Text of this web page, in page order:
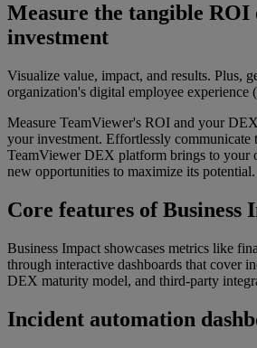
Measure the tangible ROI
investment
Visualize value, impact, and results. Plus,
organization's digital employee experience
Measure TeamViewer's ROI and your
your investment. Effortlessly communicate
TeamViewer DEX platform brings to your
new opportunities to maximize its potential.
Core features of Business
Business Impact showcases metrics like
through interactive dashboards that cover
DEX maturity model, and third-party
Incident automation